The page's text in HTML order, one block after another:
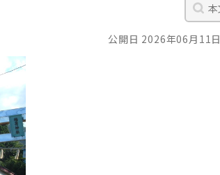
公開日 2026年06月11日